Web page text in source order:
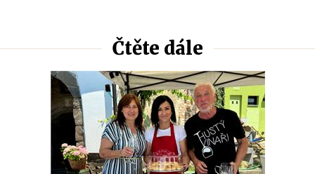
Čtěte dále